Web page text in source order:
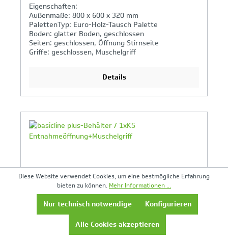
Eigenschaften:
Außenmaße: 800 x 600 x 320 mm
PalettenTyp: Euro-Holz-Tausch Palette
Boden: glatter Boden, geschlossen
Seiten: geschlossen, Öffnung Stirnseite
Griffe: geschlossen, Muschelgriff
Details
Ihr Produktvergleich ist voll
basicline plus-Behälter / 1xKS
Diese Website verwendet Cookies, um eine bestmögliche Erfahrung
bieten zu können. Mehr Informationen ...
Nur technisch notwendige
Konfigurieren
Alle Cookies akzeptieren